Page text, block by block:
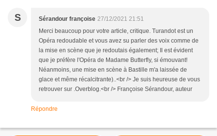
S Sérandour françoise 27/12/2021 21:51
Merci beaucoup pour votre article, critique. Turandot est un
Opéra redoudable et vous avez su parler des voix comme de
la mise en scène que je redoutais également; Il est évident
que je préfère l'Opéra de Madame Butterfly, si émouvant!
Néanmoins, une mise en scène à Bastille m'a laissée de
glace et même récalcitrante)..<br /> Je suis heureuse de vous
retrouver sur .Overblog.<br /> Françoise Sérandour, auteur
Répondre